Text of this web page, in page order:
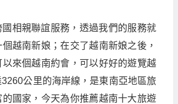
相親聯誼服務，透過我們的服務就
越南新娘；在交了越南新娘之後，
來個越南約會，可以好好的遊覽越
公里的海岸線，是東南亞地區旅
國家，今天為你推薦越南十大旅遊